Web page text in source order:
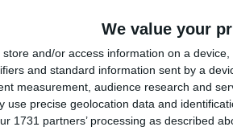
We value your
store and/or access information on a
and standard information sent by a
measurement, audience research and
use precise geolocation data and
1731 partners’ processing as described
17%, iar PSD continuă să piardă
13%. AUR și PSD se află la
INSCOP Research”.